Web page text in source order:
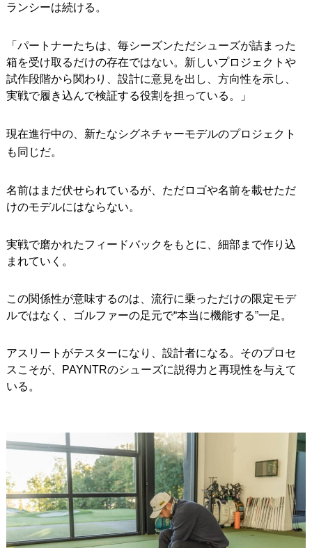
ランシーは続ける。
「パートナーたちは、毎シーズンただシューズが詰まった
箱を受け取るだけの存在ではない。新しいプロジェクトや
試作段階から関わり、設計に意見を出し、方向性を示し、
実戦で履き込んで検証する役割を担っている。」
現在進行中の、新たなシグネチャーモデルのプロジェクト
も同じだ。
名前はまだ伏せられているが、ただロゴや名前を載せただ
けのモデルにはならない。
実戦で磨かれたフィードバックをもとに、細部まで作り込
まれていく。
この関係性が意味するのは、流行に乗っただけの限定モデ
ルではなく、ゴルファーの足元で“本当に機能する”一足。
アスリートがテスターになり、設計者になる。そのプロセ
スこそが、PAYNTRのシューズに説得力と再現性を与えて
いる。